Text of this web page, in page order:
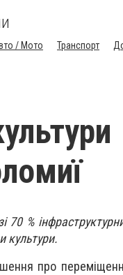
/ Мото Транспорт
%
культури.
про